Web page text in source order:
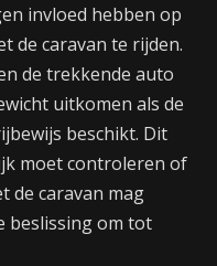
invloed hebben op
de caravan te rijden.
de trekkende auto
uitkomen als de
beschikt. Dit
moet controleren of
de caravan mag
beslissing om tot